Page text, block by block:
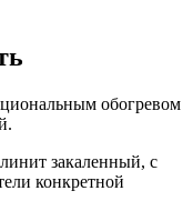
обогревом
закаленный, с
конкретной